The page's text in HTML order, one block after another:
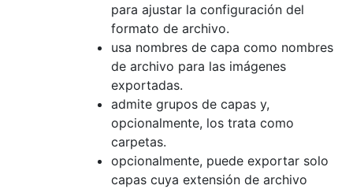
para ajustar la configuración del
formato de archivo.
usa nombres de capa como nombres
de archivo para las imágenes
exportadas.
admite grupos de capas y,
opcionalmente, los trata como
carpetas.
opcionalmente, puede exportar solo
capas cuya extensión de archivo